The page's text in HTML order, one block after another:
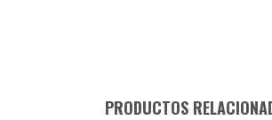
PRODUCTOS